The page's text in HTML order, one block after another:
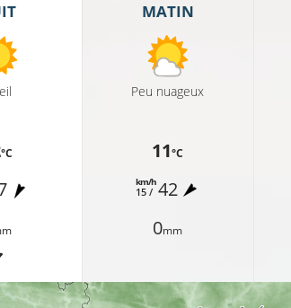
°C
MATIN
Peu nuageux
11°C
15 /
km/h42
0mm